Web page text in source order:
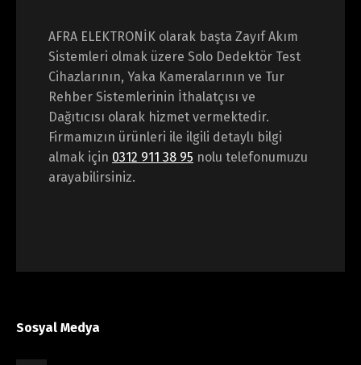
AFRA ELEKTRONİK olarak başta Zayıf Akım
Sistemleri olmak üzere Solo Dedektör Test
Cihazlarının, Yaka Kameralarının ve Tur
Rehber Sistemlerinin İthalatçısı ve
Dağıtıcısı olarak hizmet vermektedir.
Firmamızın ürünleri ile ilgili detaylı bilgi
almak için 0312 911 38 95 nolu telefonumuzu
arayabilirsiniz.
Sosyal Medya